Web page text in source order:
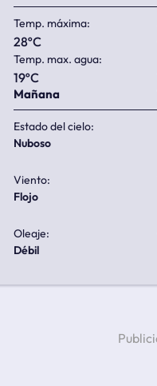
Temp. máxima:
28ºC
Temp. max. agua:
19ºC
Mañana
Estado del cielo:
nuboso
Viento:
flojo
Oleaje:
débil